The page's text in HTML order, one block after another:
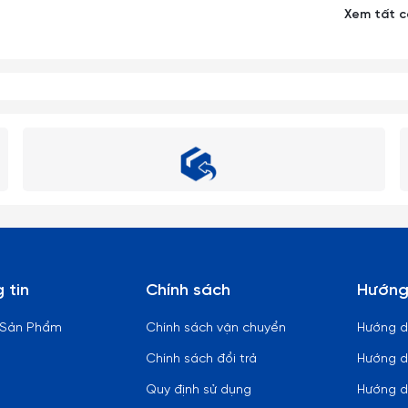
Nhật - Hàn hoặc các món Á phổ biến.
Xem tất
tin
Phẩm
Chính sách
Chính sách vận chuyển
Chính sách đổi trả
Quy định sử dụng
Hướng
Hướng
Hướng